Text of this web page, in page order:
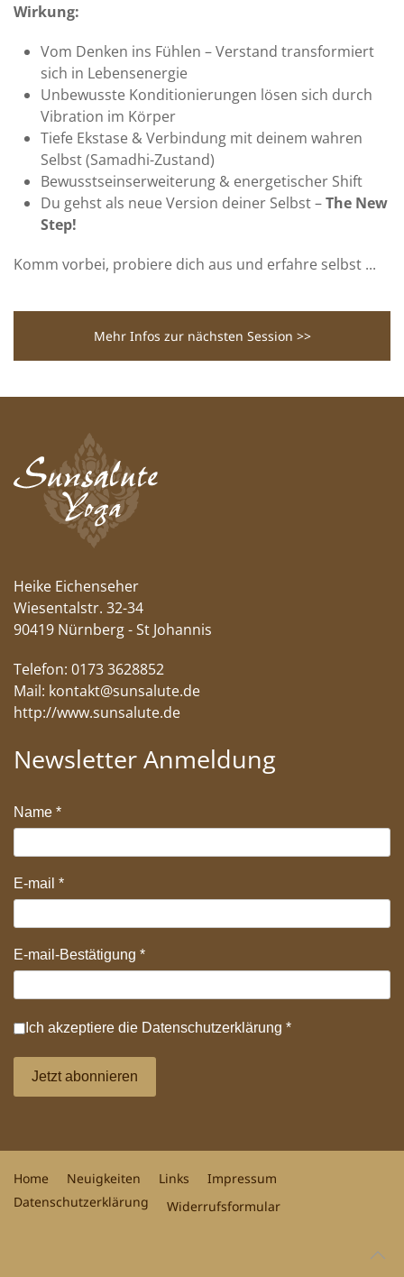
Wirkung:
Vom Denken ins Fühlen – Verstand transformiert
sich in Lebensenergie
Unbewusste Konditionierungen lösen sich durch
Vibration im Körper
Tiefe Ekstase & Verbindung mit deinem wahren
Selbst (Samadhi-Zustand)
Bewusstseinserweiterung & energetischer Shift
Du gehst als neue Version deiner Selbst –The New
Step!
Komm vorbei, probiere dich aus und erfahre selbst ...
Mehr Infos zur nächsten Session >>
Heike Eichenseher
Wiesentalstr. 32-34
90419 Nürnberg - St Johannis
Telefon: 0173 3628852
Mail: kontakt@sunsalute.de
http://www.sunsalute.de
Newsletter Anmeldung
Name *
E-mail *
E-mail-Bestätigung *
Datenschutz*
Ich akzeptiere die Datenschutzerklärung *
Jetzt abonnieren
Home Neuigkeiten Links
Impressum
Datenschutzerklärung
Widerrufsformular